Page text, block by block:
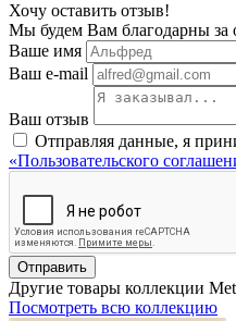
Хочу оставить отзыв!
Мы будем Вам благодарны за
Ваше имя
Ваш e-mail
Ваш отзыв
Отправляя данные, я
«Пользовательского
Отправить
Другие товары коллекции
Посмотреть всю коллекцию